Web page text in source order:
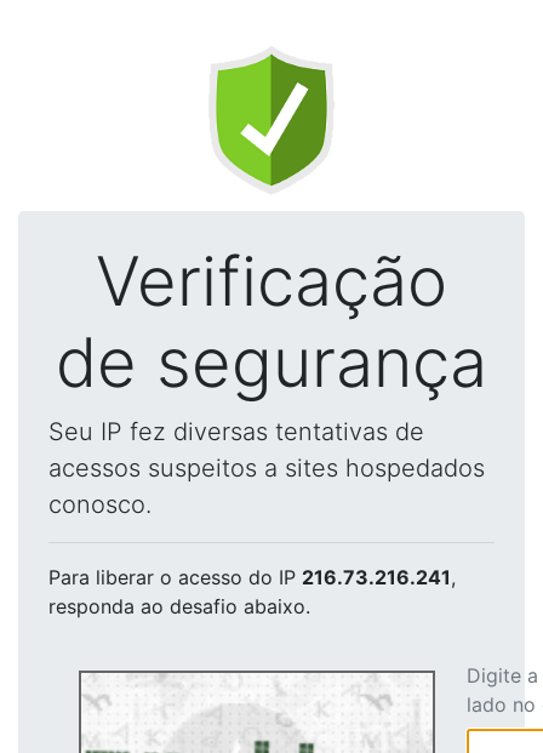
Verificação
de segurança
Seu IP fez diversas tentativas de
acessos suspeitos a sites hospedados
conosco.
Para liberar o acesso do IP 216.73.216.241,
responda ao desafio abaixo.
Digite
lado no